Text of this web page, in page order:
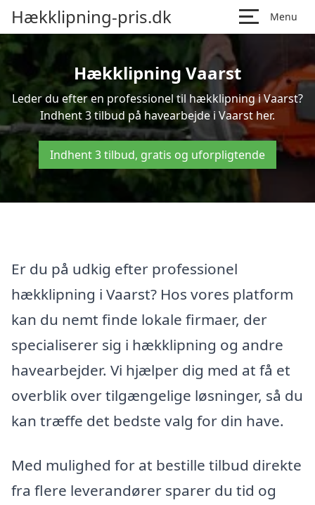
Hækklipning-pris.dk Menu
Hækklipning Vaarst
Leder du efter en professionel til hækklipning i Vaarst?
Indhent 3 tilbud på havearbejde i Vaarst her.
Indhent 3 tilbud, gratis og uforpligtende
Er du på udkig efter professionel
hækklipning i Vaarst? Hos vores platform
kan du nemt finde lokale firmaer, der
specialiserer sig i hækklipning og andre
havearbejder. Vi hjælper dig med at få et
overblik over tilgængelige løsninger, så du
kan træffe det bedste valg for din have.
Med mulighed for at bestille tilbud direkte
fra flere leverandører sparer du tid og